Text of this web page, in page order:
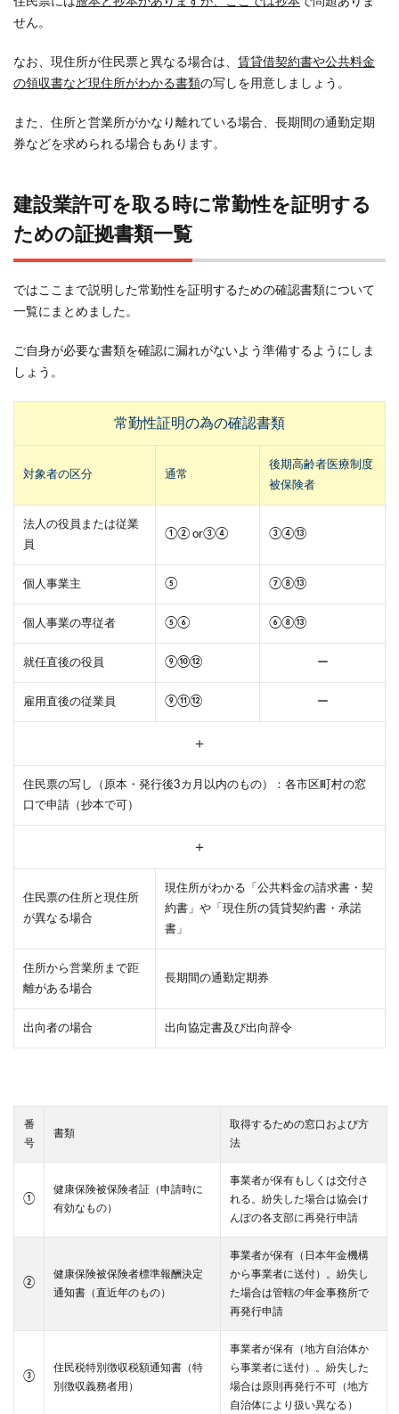
せん。
なお、現住所が住民票と異なる場合は、 賃貸借契約書や公共料金
の領収書など現住所がわかる書類の写しを用意しましょう。
また、住所と営業所がかなり離れている場合、長期間の通勤定期
券などを求められる場合もあります。
建設業許可を取る時に常勤性を証明する
ための証拠書類一覧
ではここまで説明した常勤性を証明するための確認書類について
一覧にまとめました。
ご自身が必要な書類を確認に漏れがないよう準備するようにしま
しょう。
常勤性証明の為の確認書類
対象者の区分 通常
後期高齢者医療制度
被保険者
法人の役員または従業
員
①② or③④ ③④⑬
個人事業主 ⑤ ⑦⑧⑬
個人事業の専従者 ⑤⑥ ⑥⑧⑬
就任直後の役員 ⑨⑩⑫ ー
雇用直後の従業員 ⑨⑪⑫ ー
＋
住民票の写し（原本・発行後3カ月以内のもの）：各市区町村の窓
口で申請（抄本で可）
＋
住民票の住所と現住所
が異なる場合
現住所がわかる「公共料金の請求書・契
約書」や「 現住所の賃貸契約書・承諾
書」
住所から営業所まで距
離がある場合
長期間の通勤定期券
出向者の場合 出向協定書及び出向辞令
番
号
書類
取得するための窓口および方
法
①
健康保険被保険者証（申請時に
有効なもの）
事業者が保有もしくは交付さ
れる。紛失した場合は協会け
んぽの各支部に再発行申請
②
健康保険被保険者標準報酬決定
通知書（直近年のもの）
事業者が保有（日本年金機構
から事業者に送付）。紛失し
た場合は管轄の年金事務所で
再発行申請
③
住民税特別徴収税額通知書（特
別徴収義務者用）
事業者が保有（地方自治体か
ら事業者に送付）。紛失した
場合は原則再発行不可（地方
自治体により扱い異なる）